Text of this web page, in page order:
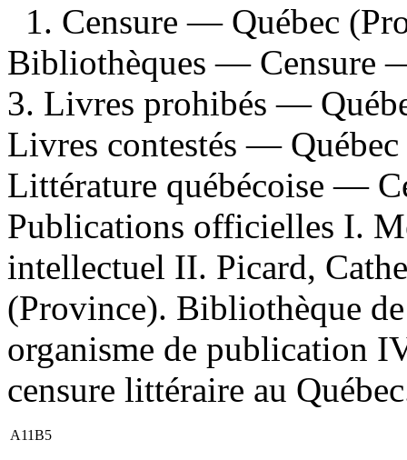
1. Censure — Québec
Bibliothèques — Censure
3. Livres prohibés —
Livres contestés —
Littérature québécoise —
Publications officielles I.
intellectuel II. Picard,
(Province). Bibliothèque
organisme de publication
censure littéraire au
A11B5